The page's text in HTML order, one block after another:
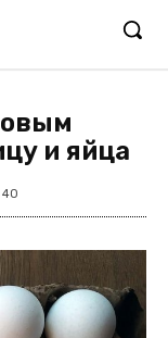
и яйца
40